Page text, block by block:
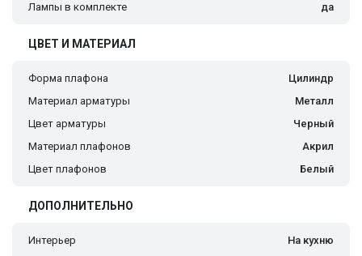
Лампы в комплекте
да
ЦВЕТ И МАТЕРИАЛ
Форма плафона
Цилиндр
Материал арматуры
Металл
Цвет арматуры
Черный
Материал плафонов
Акрил
Цвет плафонов
Белый
ДОПОЛНИТЕЛЬНО
Интерьер
На кухню